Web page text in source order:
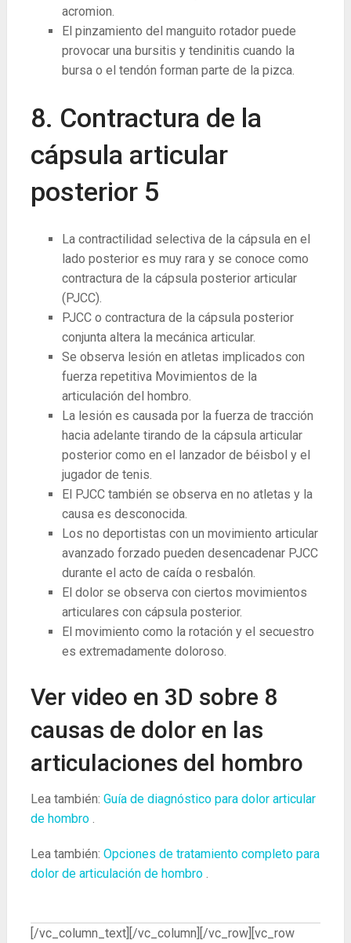
acromion.
El pinzamiento del manguito rotador puede
provocar una bursitis y tendinitis cuando la
bursa o el tendón forman parte de la pizca.
8. Contractura de la
cápsula articular
posterior 5
La contractilidad selectiva de la cápsula en el
lado posterior es muy rara y se conoce como
contractura de la cápsula posterior articular
(PJCC).
PJCC o contractura de la cápsula posterior
conjunta altera la mecánica articular.
Se observa lesión en atletas implicados con
fuerza repetitiva Movimientos de la
articulación del hombro.
La lesión es causada por la fuerza de tracción
hacia adelante tirando de la cápsula articular
posterior como en el lanzador de béisbol y el
jugador de tenis.
El PJCC también se observa en no atletas y la
causa es desconocida.
Los no deportistas con un movimiento articular
avanzado forzado pueden desencadenar PJCC
durante el acto de caída o resbalón.
El dolor se observa con ciertos movimientos
articulares con cápsula posterior.
El movimiento como la rotación y el secuestro
es extremadamente doloroso.
Ver video en 3D sobre 8
causas de dolor en las
articulaciones del hombro
Lea también: Guía de diagnóstico para dolor articular
de hombro .
Lea también: Opciones de tratamiento completo para
dolor de articulación de hombro .
[/vc_column_text][/vc_column][/vc_row][vc_row